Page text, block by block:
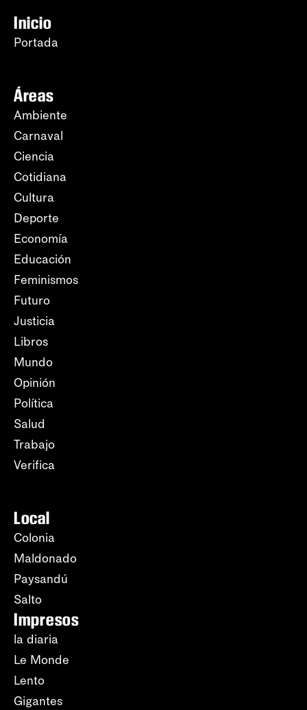
Inicio
Portada
Áreas
Ambiente
Carnaval
Ciencia
Cotidiana
Cultura
Deporte
Economía
Educación
Feminismos
Futuro
Justicia
Libros
Mundo
Opinión
Política
Salud
Trabajo
Verifica
Local
Colonia
Maldonado
Paysandú
Salto
Impresos
la diaria
Le Monde
Lento
Gigantes